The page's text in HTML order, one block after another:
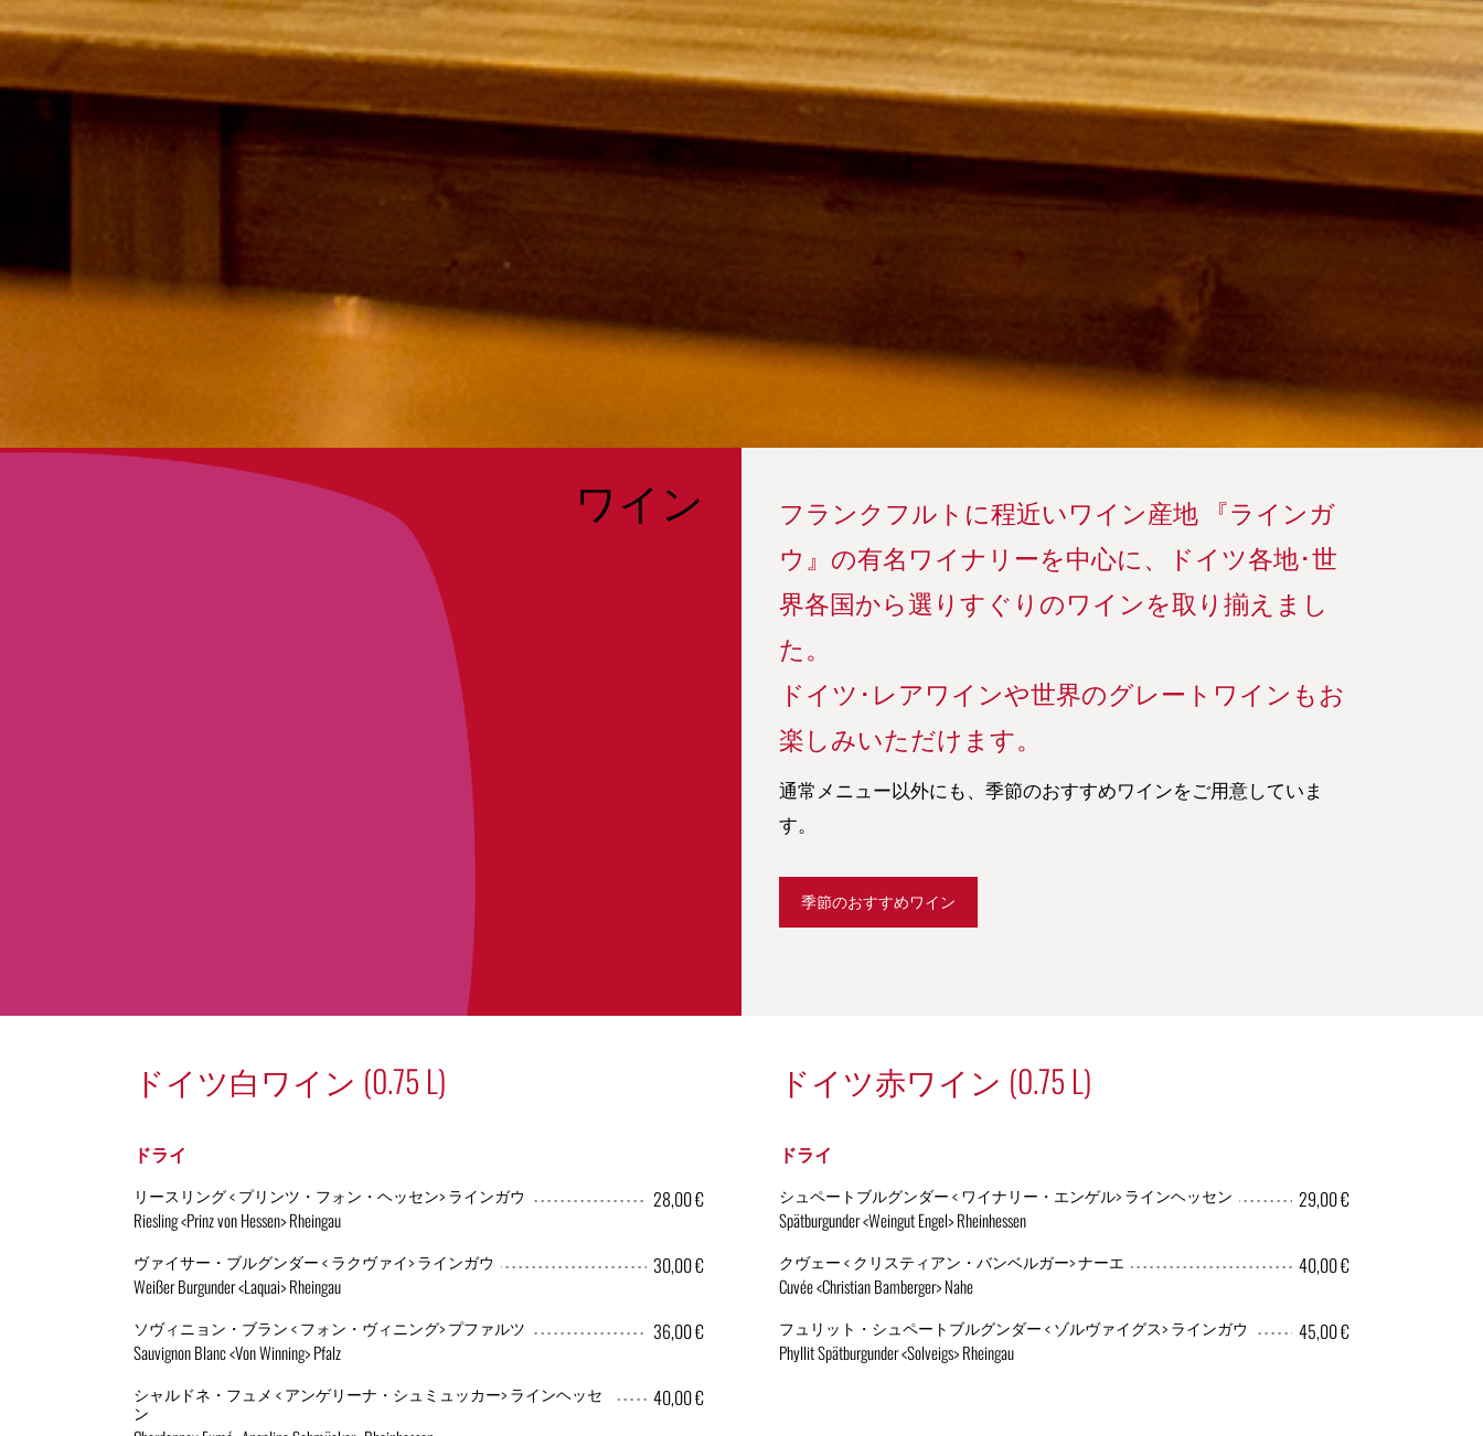
ワイン
フランクフルトに程近いワイン産地 『ラインガ
ウ』の有名ワイナリーを中心に、ドイツ各地･世
界各国から選りすぐりのワインを取り揃えまし
た。
ドイツ･レアワインや世界のグレートワインもお
楽しみいただけます。
通常メニュー以外にも、季節のおすすめワインをご用意していま
す。
季節のおすすめワイン
ドイツ白ワイン (0.75 L)
ドライ
リースリング < プリンツ・フォン・ヘッセン> ラインガウ
Riesling <Prinz von Hessen> Rheingau
28,00 €
ヴァイサー・ブルグンダー < ラクヴァイ> ラインガウ
Weißer Burgunder <Laquai> Rheingau
30,00 €
ソヴィニョン・ブラン < フォン・ヴィニング> プファルツ
Sauvignon Blanc <Von Winning> Pfalz
36,00 €
シャルドネ・フュメ < アンゲリーナ・シュミュッカー> ラインヘッセ
ン
40,00 €
ドイツ赤ワイン (0.75 L)
ドライ
シュペートブルグンダー < ワイナリー・エンゲル> ラインヘッセン
Spätburgunder <Weingut Engel> Rheinhessen
29,00 €
クヴェー < クリスティアン・バンベルガー> ナーエ
Cuvée <Christian Bamberger> Nahe
40,00 €
フュリット・シュペートブルグンダー < ゾルヴァイグス> ラインガウ
Phyllit Spätburgunder <Solveigs> Rheingau
45,00 €